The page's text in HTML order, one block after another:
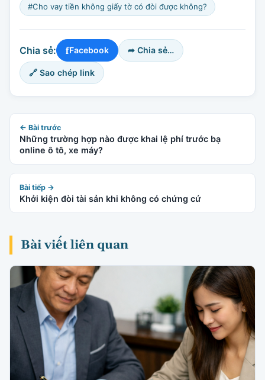
#Cho vay tiền không giấy tờ có đòi được không?
Chia sẻ: fFacebook ➦ Chia sẻ…
🔗 Sao chép link
← Bài trước
Những trường hợp nào được khai lệ phí trước bạ
online ô tô, xe máy?
Bài tiếp →
Khởi kiện đòi tài sản khi không có chứng cứ
Bài viết liên quan